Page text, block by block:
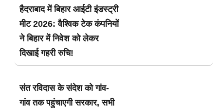
हैदराबाद में बिहार आईटी इंडस्ट्री
मीट 2026: वैश्विक टेक कंपनियों
ने बिहार में निवेश को लेकर
दिखाई गहरी रुचि!
संत रविदास के संदेश को गांव-
गांव तक पहुंचाएगी सरकार, सभी